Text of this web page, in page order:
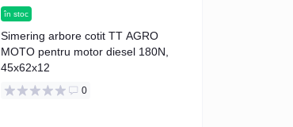
în stoc
Simering arbore cotit TT AGRO
MOTO pentru motor diesel 180N,
45x62x12
0